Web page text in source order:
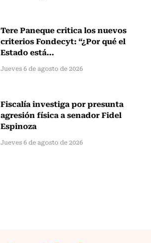
Tere Paneque critica los nuevos
criterios Fondecyt: “¿Por qué el
Estado está...
Jueves 6 de agosto de 2026
Fiscalía investiga por presunta
agresión física a senador Fidel
Espinoza
Jueves 6 de agosto de 2026